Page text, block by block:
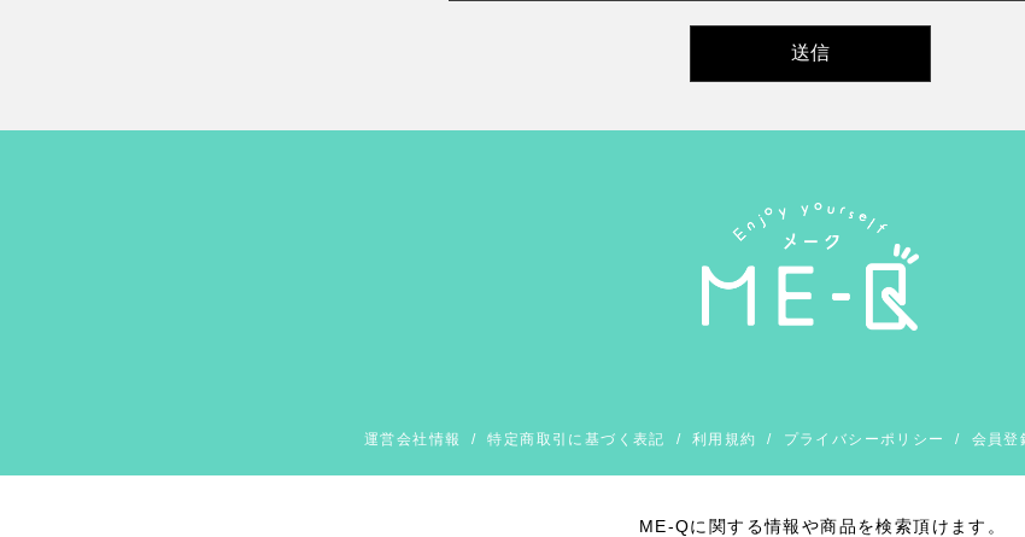
運営会社情報 /特定商取引に基づく表記 / 利用規約 / プライバシーポリシー / 会員登
ME-Qに関する情報や商品を検索頂けます。